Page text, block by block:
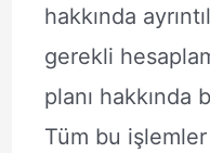
hakkında
gerekli
planı hakkında
Tüm bu